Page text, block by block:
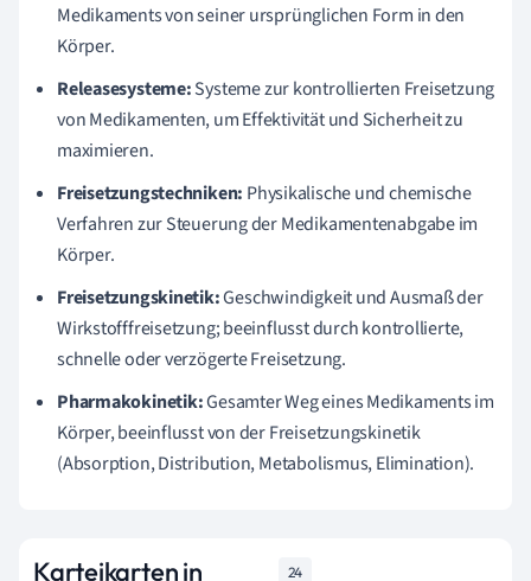
Medikaments von seiner ursprünglichen Form in den
Körper.
Releasesysteme:Systeme zur kontrollierten Freisetzung
von Medikamenten, um Effektivität und Sicherheit zu
maximieren.
Freisetzungstechniken: Physikalische und chemische
Verfahren zur Steuerung der Medikamentenabgabe im
Körper.
Freisetzungskinetik:Geschwindigkeit und Ausmaß der
Wirkstofffreisetzung; beeinflusst durch kontrollierte,
schnelle oder verzögerte Freisetzung.
Pharmakokinetik:Gesamter Weg eines Medikaments im
Körper, beeinflusst von der Freisetzungskinetik
(Absorption, Distribution, Metabolismus, Elimination).
Karteikarten in
24